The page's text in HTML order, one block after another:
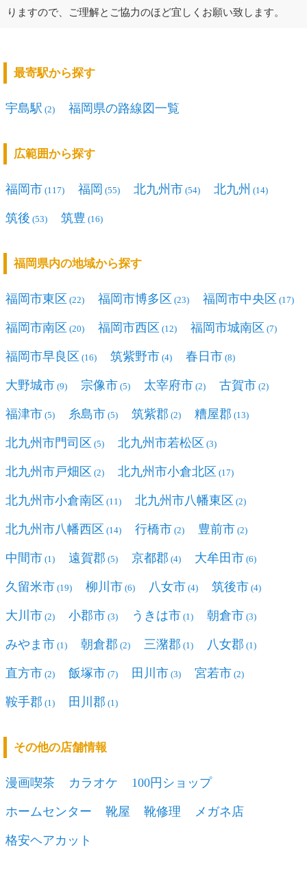
りますので、ご理解とご協力のほど宜しくお願い致します。
最寄駅から探す
宇島駅 (2) 福岡県の路線図一覧
広範囲から探す
福岡市 (117) 福岡 (55) 北九州市 (54) 北九州 (14)
筑後 (53) 筑豊 (16)
福岡県内の地域から探す
福岡市東区 (22) 福岡市博多区 (23) 福岡市中央区 (17)
福岡市南区 (20) 福岡市西区 (12) 福岡市城南区 (7)
福岡市早良区 (16) 筑紫野市 (4) 春日市 (8)
大野城市 (9) 宗像市 (5) 太宰府市 (2) 古賀市 (2)
福津市 (5) 糸島市 (5) 筑紫郡 (2) 糟屋郡 (13)
北九州市門司区 (5) 北九州市若松区 (3)
北九州市戸畑区 (2) 北九州市小倉北区 (17)
北九州市小倉南区 (11) 北九州市八幡東区 (2)
北九州市八幡西区 (14) 行橋市 (2) 豊前市 (2)
中間市 (1) 遠賀郡 (5) 京都郡 (4) 大牟田市 (6)
久留米市 (19) 柳川市 (6) 八女市 (4) 筑後市 (4)
大川市 (2) 小郡市 (3) うきは市 (1) 朝倉市 (3)
みやま市 (1) 朝倉郡 (2) 三潴郡 (1) 八女郡 (1)
直方市 (2) 飯塚市 (7) 田川市 (3) 宮若市 (2)
鞍手郡 (1) 田川郡 (1)
その他の店舗情報
漫画喫茶 カラオケ 100円ショップ
ホームセンター 靴屋 靴修理 メガネ店
格安ヘアカット